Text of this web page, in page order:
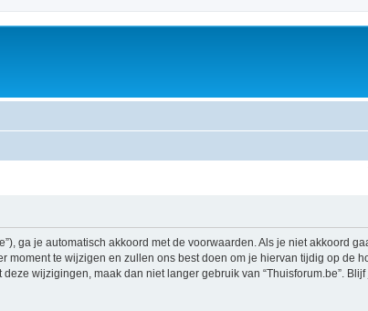
ga je automatisch akkoord met de voorwaarden. Als je niet akkoord
moment te wijzigen en zullen ons best doen om je hiervan tijdig op de
wijzigingen, maak dan niet langer gebruik van “Thuisforum.be”.